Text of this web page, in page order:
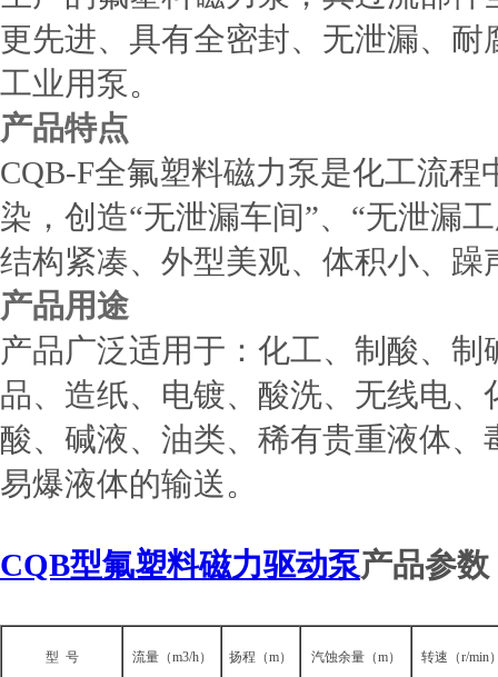
更先进、具有全密封、无泄漏、
工业用泵。
产品特点
CQB-F全氟塑料磁力泵是化工流
染，创造“无泄漏车间”、“无泄漏
结构紧凑、外型美观、体积小、
产品用途
产品广泛适用于：化工、制酸、
品、造纸、电镀、酸洗、无线电
酸、碱液、油类、稀有贵重液体
易爆液体的输送。
CQB型氟塑料磁力驱动泵产品参数
型 号 流量（m3/h） 扬程（m） 汽蚀余量（m） 转速（r/min